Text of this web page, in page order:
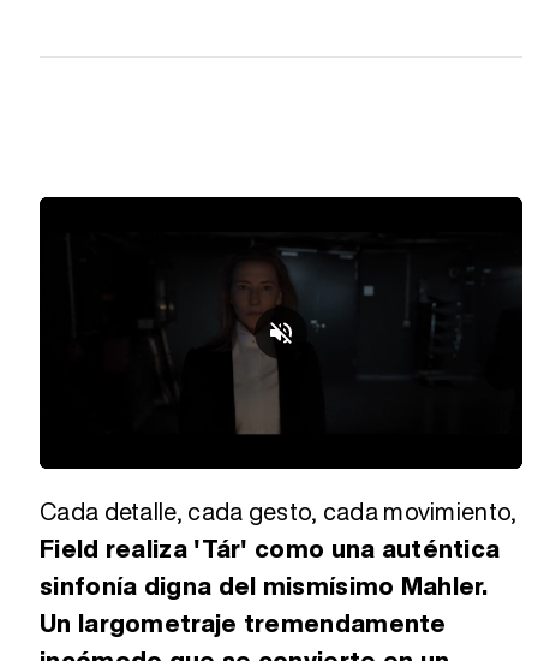
30.48%
Cada detalle, cada gesto, cada movimiento,
Field realiza 'Tár' como una auténtica
sinfonía digna del mismísimo Mahler.
Un largometraje tremendamente